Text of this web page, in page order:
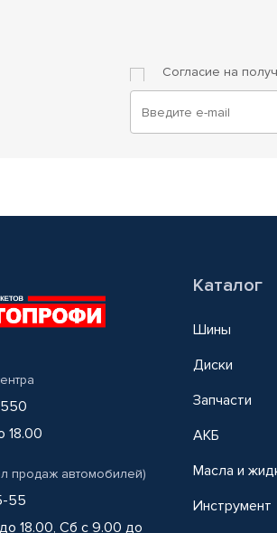
Согласие на
18.00
продаж автомобилей)
55
18.00, Сб с 9.00 до
Каталог
Шины
Диски
Запчасти
АКБ
Масла и
Инструмент